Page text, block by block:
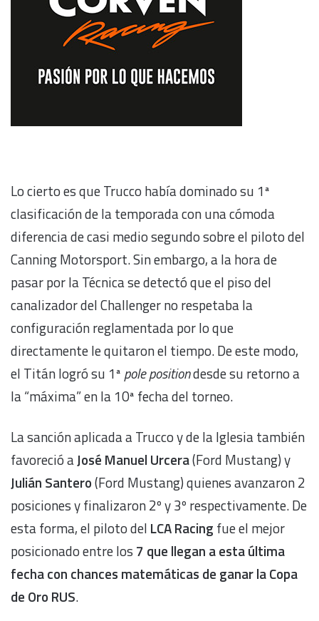
Lo cierto es que Trucco había dominado su 1ª
clasificación de la temporada con una cómoda
diferencia de casi medio segundo sobre el piloto del
Canning Motorsport. Sin embargo, a la hora de
pasar por la Técnica se detectó que el piso del
canalizador del Challenger no respetaba la
configuración reglamentada por lo que
directamente le quitaron el tiempo. De este modo,
el Titán logró su 1ª pole positiondesde su retorno a
la “máxima” en la 10ª fecha del torneo.
La sanción aplicada a Trucco y de la Iglesia también
favoreció aJosé Manuel Urcera(Ford Mustang) y
Julián Santero(Ford Mustang) quienes avanzaron 2
posiciones y finalizaron 2º y 3º respectivamente. De
esta forma, el piloto del LCA Racing fue el mejor
posicionado entre los 7 que llegan a esta última
fecha con chances matemáticas de ganar la Copa
de Oro RUS.